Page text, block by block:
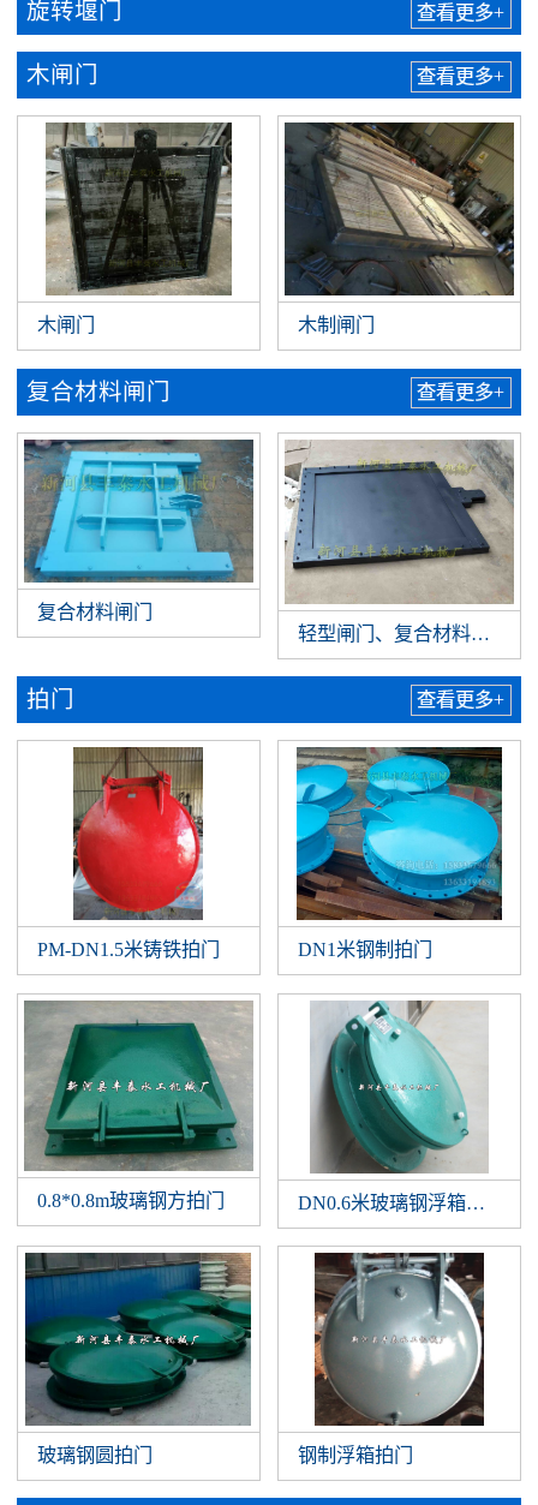
旋转堰门 查看更多+
木闸门 查看更多+
木闸门 木制闸门
复合材料闸门 查看更多+
复合材料闸门
轻型闸门、复合材料闸门
拍门 查看更多+
PM-DN1.5米铸铁拍门 DN1米钢制拍门
0.8*0.8m玻璃钢方拍门 DN0.6米玻璃钢浮箱拍门
玻璃钢圆拍门 钢制浮箱拍门